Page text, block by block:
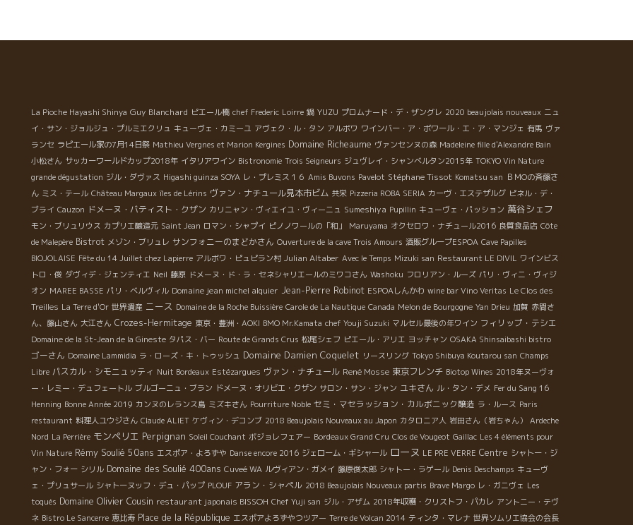
＊レ・ゼスタイヤード2014 (Grenache 90%, Counoise
10%) シラーのようなスパイシーさ・クノワーズが出す
野性感・でも口当たりはボリューミーで爽やかでビック
リ◎ Les Terres Jaunes 2014 ＊レ・テール・ジョーヌ
2014 (Grenache 80%, Syrah 20%) 繊細度◎・なめら
か・より女性的。 ちょっと豪華なディナーに。 Beaume
de Venise 2014 ＊ボーム・ド・ヴニーズ2014
(Grenache 85%, Syrah 15%) 熟成：1/2フードルで、
味がキリットあるので飲みやすい！ これはお肉と一緒に
是非！！ Cave d’Estezargues＊カーヴ・デステザルグ
続いては、いつも笑顔で出迎えてくれる、Cave
d’Estezargues＊カーヴ・デステザルグのDenis
Deschamps […]
La Pioche Hayashi Shinya Guy Blanchard ピエール橋 chef Frederic Loirre 鍋 YUZU プロムナード・デ・ザングレ 2020 beaujolais nouveaux ニュ
イ・サン・ジョルジュ・プルミエクリュ キューヴェ・カミーユ アヴェク・ル・タン アルボワ ワインバー・ア・ボワール・エ・ア・マンジェ 有馬 ヴァ
ランセ ラピエール家の7月14日祭 Mathieu Vergnes et Marion Kergines Domaine Richeaume ヴァンセンヌの森 Madeleine fille d'Alexandre Bain
小松さん サッカーワールドカップ2018年 イタリアワイン Bistronomie Trois Seigneurs ジュヴレイ・シャンベルタン2015年 TOKYO Vin Nature
grande dégustation ジル・ダヴァス Higashi guinza SOYA レ・プレミス１６ Amis Buvons Pavelot Stéphane Tissot Komatsu san ＢＭОの斉藤さ
ん ミス・テール Château Margaux îles de Lérins ヴァン・ナチュール見本市ビム 共栄 Pizzeria ROBA SERIA カーヴ・エステザルグ ピネル・デ・
ブライ Cauzon ドメーヌ・バティスト・クザン カリニャン・ヴィエイユ・ヴィーニュ Sumeshiya Pupillin キューヴェ・パッション 萬谷シェフ
モン・ブリュリウス カプリエ醸造元 Saint Jean ロマン・シャプイ ピノノワールの「和」 Maruyama オクセロワ・ナチュール2016 良質食品店 Côte
de Malepère Bistrot メゾン・ブリュレ サンフォニーのまどかさん Ouverture de la cave Trois Amours 酒販グループESPOA Cave Papilles
BIOJOLAISE Fête du 14 Juillet chez Lapierre アルボワ・ピュピラン村 Julian Altaber Avec le Temps Mizuki san Restaurant LE DIVIL ワインビス
トロ・俊 ダヴィデ・ジェンティエ Neil 藤原 ドメーヌ・ド・ラ・セネシャリエールのミワコさん Washoku フロリアン・ルーズ パリ・ヴィニ・ヴィジ
オン MAREE BASSE パリ・ベルヴィル Domaine jean michel alquier Jean-Pierre Robinot ESPOAしんかわ wine bar Vino Veritas Le Clos des
Treilles La Terre d'Or 世界遺産 ニース Domaine de la Roche Buissière Carole de La Nautique Canada Melon de Bourgogne Yan Drieu 加賀 赤間さ
ん、藤山さん 大江さん Crozes-Hermitage 東京・豊洲・AOKI BMO Mr.Kamata chef Youji Suzuki マルセル最後の年ワイン フィリップ・テシエ
Domaine de la St-Jean de la Gineste タパス・バー Route de Grands Crus 松尾シェフ ピエール・アリエ ヨッチャン OSAKA Shinsaibashi bistro
ゴーさん Domaine Lammidia ラ・ローズ・キ・トゥッシュ Domaine Damien Coquelet リースリング Tokyo Shibuya Koutarou san Champs
Libre パスカル・シモニュッティ Nuit Bordeaux Estézargues ヴァン・ナチュール René Mosse 東京フレンチ Biotop Wines 2018年ヌーヴォ
ー・レミー・デュフェートル ブルゴーニュ・ブラン ドメーヌ・オリビエ・クザン サロン・サン・ジャン ユキさん ル・タン・デメ Fer du Sang 16
Henning Bonne Année 2019 カンヌのレランス島 ミズキさん Pourriture Noble セミ・マセラッション・カルボニック醸造 ラ・ルース Paris
restaurant 料理人ユウジさん Claude ALIET ケヴィン・デコンブ 2018 Beaujolais Nouveaux au Japon カタロニア人 岩田さん（岩ちゃん）
Ardeche
Nord La Perrière モンペリエ Perpignan Soleil Couchant ボジョレフェアー Bordeaux Grand Cru Clos de Vougeot Gaillac Les 4 éléments pour
Vin Nature Rémy Soulié 50ans エスポア・よろずや Danse encore 2016 ジェローム・ギシャール ローヌ LE PRE VERRE Centre シャトー・ジ
ャン・フォー シリル Domaine des Soulié 400ans Cuveé WA ルヴィアン・ガメイ 藤原俊太郎 シャトー・ラゲール Denis Deschamps キューヴ
ェ・プリュサール シャトーヌッフ・デュ・パップ PLOUF アラン・シャペル 2018 Beaujolais Nouveaux partis Brave Margo レ・ガニヴェ Les
toqués Domaine Olivier Cousin restaurant japonais BISSOH Chef Yuji san ジル・アザム 2018年収穫・クリストフ・パカレ アントニー・テヴ
ネ Bistro Le Sancerre 恵比寿 Place de la République エスポアよろずやつツアー Terre de Volcan 2014 ティンタ・マレナ 世界ソムリエ協会の会長